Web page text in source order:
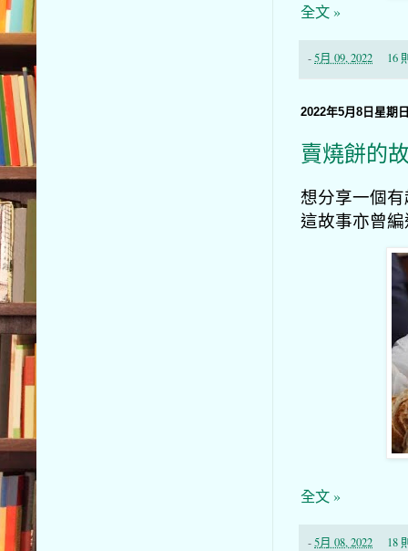
全文 »
-5月 09, 2022 16
2022年5月8日星期
賣燒餅的
想分享一個
這故事亦曾
全文 »
-5月 08, 2022 18